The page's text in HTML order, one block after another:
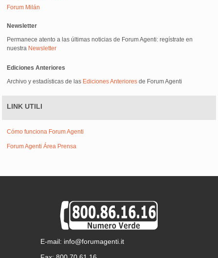
Forum Milán
Newsletter
Permanece atento a las últimas noticias de Forum Agenti: regístrate en
nuestra Newsletter
Ediciones Anteriores
Archivo y estadísticas de las Ediciones Anteriores de Forum Agenti
LINK UTILI
Cómo funciona Forum Agenti
Forum Agenti Área Prensa
E-mail: info@forumagenti.it